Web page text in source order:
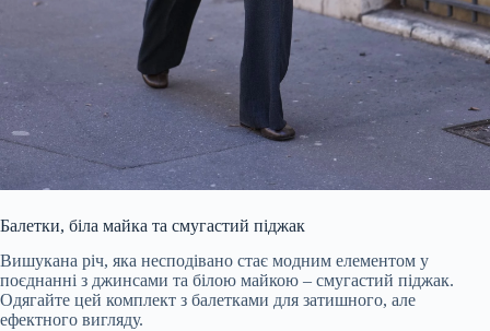
Балетки, біла майка та смугастий піджак
Вишукана річ, яка несподівано стає модним елементом у
поєднанні з джинсами та білою майкою – смугастий піджак.
Одягайте цей комплект з балетками для затишного, але
ефектного вигляду.